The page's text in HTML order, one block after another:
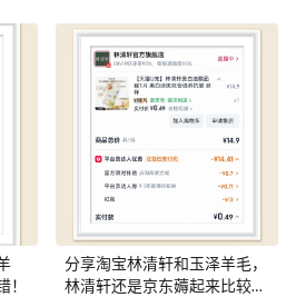
！
分享淘宝林清轩和玉泽羊毛，
林清轩还是京东薅起来比较